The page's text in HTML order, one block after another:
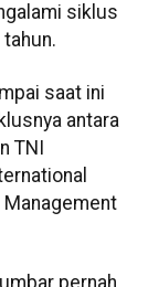
siklus
saat ini
antara
TNI